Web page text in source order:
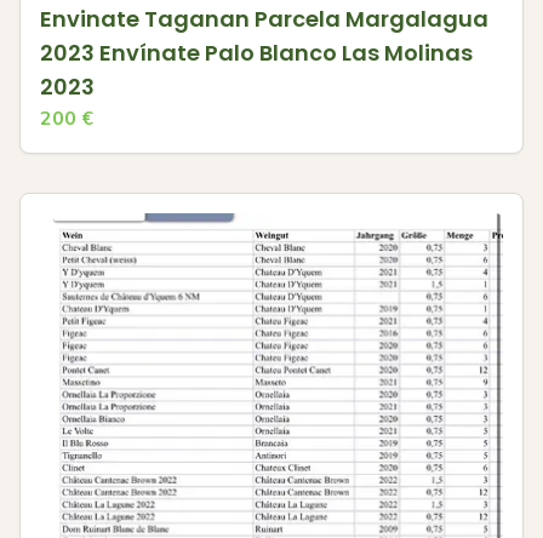
Envinate Taganan Parcela Margalagua
2023 Envínate Palo Blanco Las Molinas
2023
200 €